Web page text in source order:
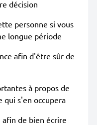
décision
personne si vous
longue période
afin d'être sûr de
à propos de
qui s'en occupera
de bien écrire